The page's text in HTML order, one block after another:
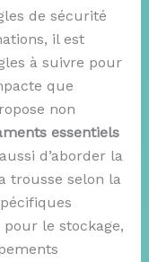
de sécurité
il est
à suivre pour
que
non
essentiels
d’aborder la
trousse selon la
le stockage,